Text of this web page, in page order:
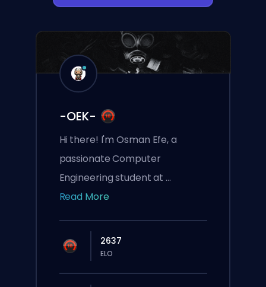
-OEK-
Hi there! I'm Osman Efe, a
passionate Computer
Engineering student at ...
Read More
2637
ELO